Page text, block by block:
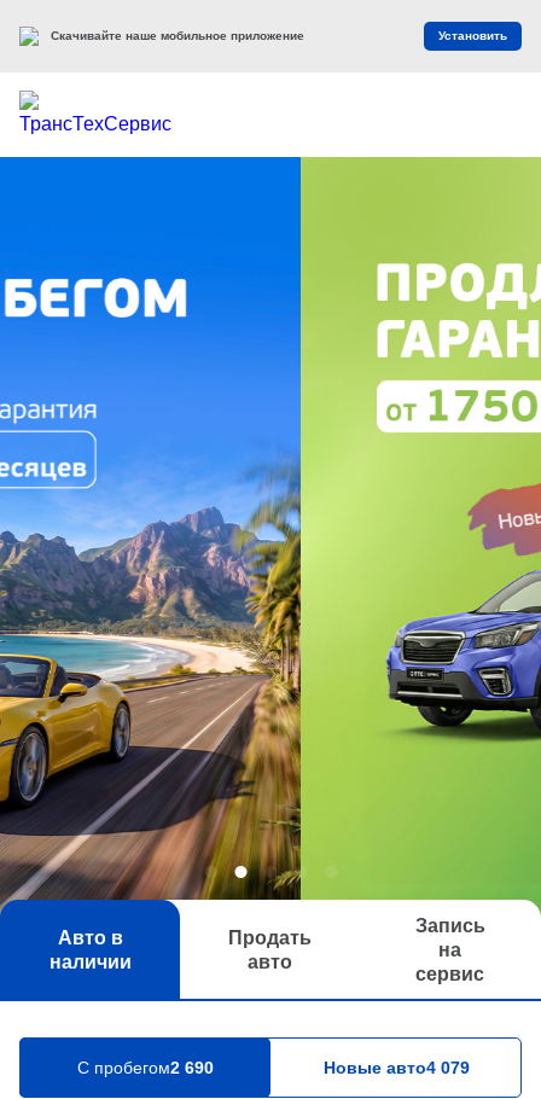
Авто в
наличии
Продать
авто
Запись
на
сервис
C пробегом2 690 Новые авто4 079
Скачивайте наше мобильное приложение Установить